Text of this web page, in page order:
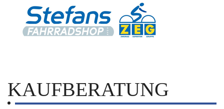
KAUFBERATUNG